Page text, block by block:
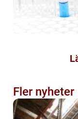
Fler nyheter